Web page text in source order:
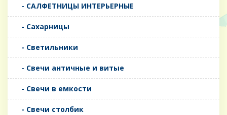
- САЛФЕТНИЦЫ ИНТЕРЬЕРНЫЕ
- Сахарницы
- Светильники
- Свечи античные и витые
- Свечи в емкости
- Свечи столбик